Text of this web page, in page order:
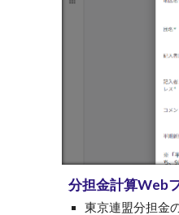
分担金計算Web
東京連盟分担金